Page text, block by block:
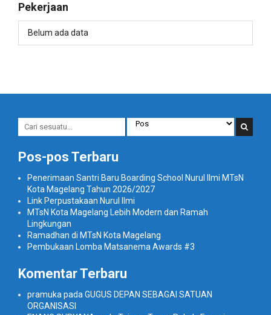
Pekerjaan
Belum ada data
Pos-pos Terbaru
Penerimaan Santri Baru Boarding School Nurul Ilmi MTsN
Kota Magelang Tahun 2026/2027
Link Perpustakaan Nurul Ilmi
MTsN Kota Magelang Lebih Modern dan Ramah
Lingkungan
Ramadhan di MTsN Kota Magelang
Pembukaan Lomba Matsanema Awards #3
Komentar Terbaru
pramuka pada GUGUS DEPAN SEBAGAI SATUAN
ORGANISASI